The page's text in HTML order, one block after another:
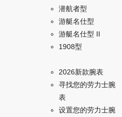
潜航者型
游艇名仕型
游艇名仕型 II
1908型
2026新款腕表
寻找您的劳力士腕
表
设置您的劳力士腕